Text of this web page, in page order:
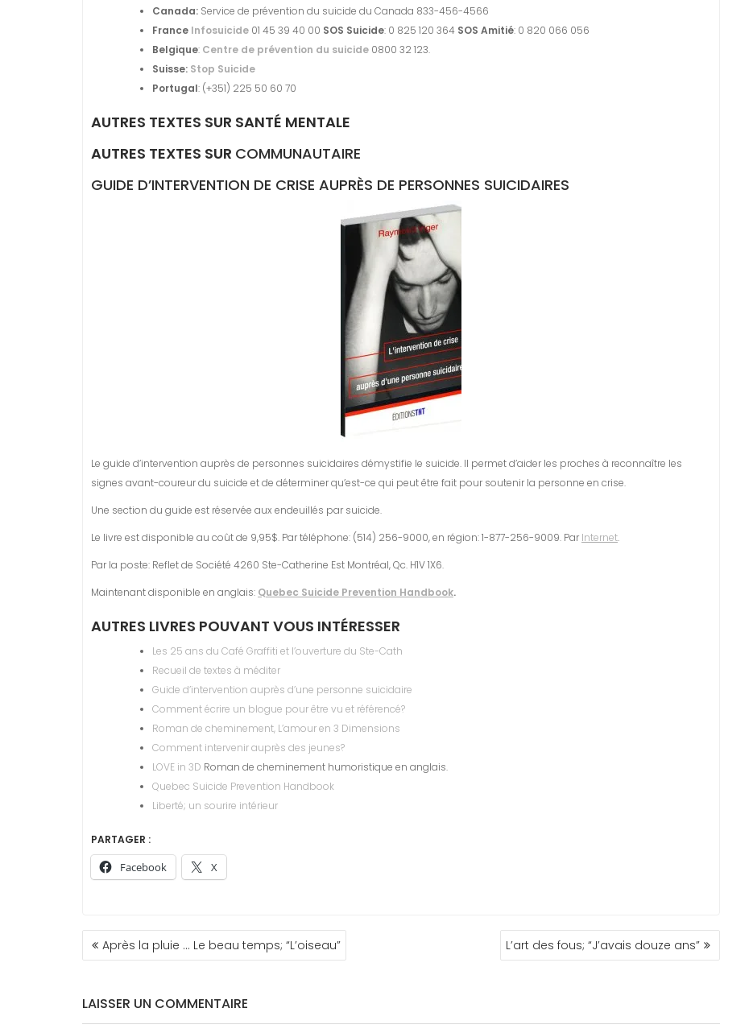
Canada: Service de prévention du suicide du Canada 833-456-4566
France Infosuicide 01 45 39 40 00 SOS Suicide: 0 825 120 364 SOS Amitié: 0 820 066 056
Belgique: Centre de prévention du suicide 0800 32 123.
Suisse: Stop Suicide
Portugal: (+351) 225 50 60 70
AUTRES TEXTES SUR SANTÉ MENTALE
AUTRES TEXTES SUR COMMUNAUTAIRE
GUIDE D’INTERVENTION DE CRISE AUPRÈS DE PERSONNES SUICIDAIRES
Le guide d’intervention auprès de personnes suicidaires démystifie le suicide. Il permet d’aider les proches à reconnaître les
signes avant-coureur du suicide et de déterminer qu’est-ce qui peut être fait pour soutenir la personne en crise.
Une section du guide est réservée aux endeuillés par suicide.
Le livre est disponible au coût de 9,95$. Par téléphone: (514) 256-9000, en région: 1-877-256-9009. Par Internet.
Par la poste: Reflet de Société 4260 Ste-Catherine Est Montréal, Qc. H1V 1X6.
Maintenant disponible en anglais: Quebec Suicide Prevention Handbook.
AUTRES LIVRES POUVANT VOUS INTÉRESSER
Les 25 ans du Café Graffiti et l’ouverture du Ste-Cath
Recueil de textes à méditer
Guide d’intervention auprès d’une personne suicidaire
Comment écrire un blogue pour être vu et référencé?
Roman de cheminement, L’amour en 3 Dimensions
Comment intervenir auprès des jeunes?
LOVE in 3D Roman de cheminement humoristique en anglais.
Quebec Suicide Prevention Handbook
Liberté; un sourire intérieur
PARTAGER :
Facebook X
NAVIGATION
DEAprès la pluie … Le beau temps; “L’oiseau” L’art des fous; “J’avais douze ans”
LAISSER UN COMMENTAIRE